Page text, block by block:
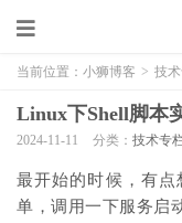
当前位置： 小狮博客 > 技
Linux下Shell脚本
2024-11-11 分类： 技术专
最开始的时候，有
单，调用一下服务启